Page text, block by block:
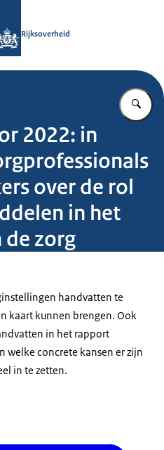
Rijksoverheid
2022: in
over de rol
in het
zorg
handvatten te
kaart kunnen brengen. Ook
in het rapport
welke concrete kansen er zijn
in te zetten.